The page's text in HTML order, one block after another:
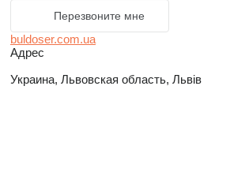
Перезвоните мне
buldoser.com.ua
Адрес
Украина, Львовская область, Львів